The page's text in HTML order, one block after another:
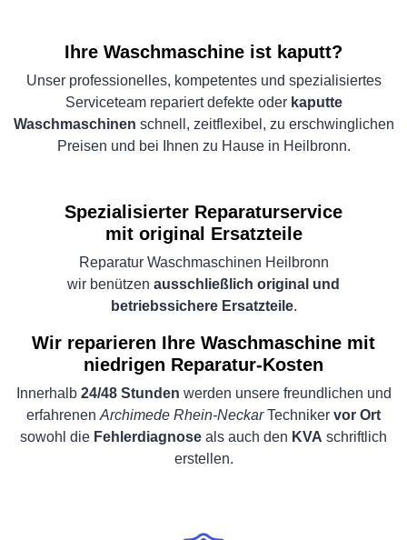
Ihre Waschmaschine ist kaputt?
Unser professionelles, kompetentes und spezialisiertes
Serviceteam repariert defekte oder kaputte
Waschmaschinen schnell, zeitflexibel, zu erschwinglichen
Preisen und bei Ihnen zu Hause in Heilbronn.
Spezialisierter Reparaturservice
mit original Ersatzteile
Reparatur Waschmaschinen Heilbronn
wir benützen ausschließlich original und
betriebssichere Ersatzteile.
Wir reparieren Ihre Waschmaschine mit
niedrigen Reparatur-Kosten
Innerhalb 24/48 Stunden werden unsere freundlichen und
erfahrenen Archimede Rhein-NeckarTechniker vor Ort
sowohl die Fehlerdiagnose als auch den KVA schriftlich
erstellen.